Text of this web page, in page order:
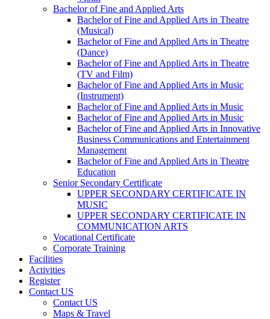
Bachelor of Fine and Applied Arts
Bachelor of Fine and Applied Arts in Theatre
(Musical)
Bachelor of Fine and Applied Arts in Theatre
(Dance)
Bachelor of Fine and Applied Arts in Theatre
(TV and Film)
Bachelor of Fine and Applied Arts in Music
(Instrument)
Bachelor of Fine and Applied Arts in Music
Bachelor of Fine and Applied Arts in Music
Bachelor of Fine and Applied Arts in Innovative
Business Communications and Entertainment
Management
Bachelor of Fine and Applied Arts in Theatre
Education
Senior Secondary Certificate
UPPER SECONDARY CERTIFICATE IN
MUSIC
UPPER SECONDARY CERTIFICATE IN
COMMUNICATION ARTS
Vocational Certificate
Corporate Training
Facilities
Activities
Register
Contact US
Contact US
Maps & Travel